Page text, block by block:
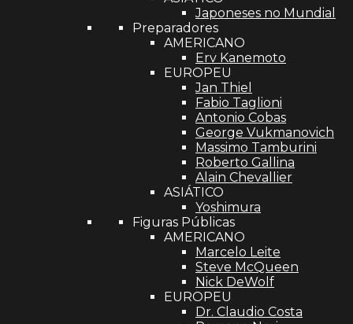
Japoneses no Mundial
Preparadores
AMERICANO
Erv Kanemoto
EUROPEU
Jan Thiel
Fabio Taglioni
Antonio Cobas
George Vukmanovich
Massimo Tamburini
Roberto Gallina
Alain Chevallier
ASIÁTICO
Yoshimura
Figuras Públicas
AMERICANO
Marcelo Leite
Steve McQueen
Nick DeWolf
EUROPEU
Dr. Claudio Costa